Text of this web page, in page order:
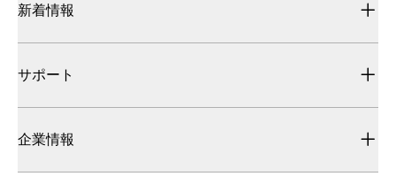
新着情報
サポート
企業情報